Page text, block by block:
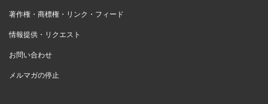
著作権・商標権・リンク・フィード
情報提供・リクエスト
お問い合わせ
メルマガの停止